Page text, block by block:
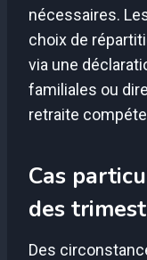
nécessaires.
choix de
via une
familiales ou
retraite
Cas
des
Des